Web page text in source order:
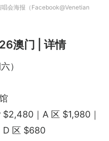
会海报（Facebook@Venetian
澳门 | 详情
）
｜A 区 $1,980｜
D 区 $680